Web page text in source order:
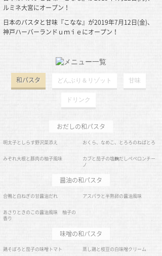
ルミネ大宮にオープン！
2019/07/18(Thu)
日本のパスタと甘味『こなな』が2019年7月12日(金)、
神戸ハーバーランドｕｍｉｅにオープン！
和パスタ どんぶり＆リゾット 甘味
ドリンク
おだしの和パスタ
明太子としらす野沢菜添え おくら、なめこ、とろろのねばとろ
みぞれ大根と豚肉の柚子風味
カブと茄子の塩麴だしペペロンチー
ノ
醤油の和パスタ
合鴨と白ねぎの甘醤油だれ アスパラと半熟卵の醤油風味
あさりときのこの醤油風味 柚子の
香り
味噌の和パスタ
鶏そぼろと茄子の味噌トマト 蒸し鶏と枝豆の白味噌クリーム